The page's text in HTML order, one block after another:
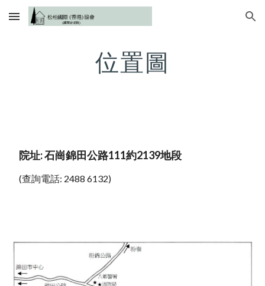
Skip to main content Skip to navigation
位置圖
院址: 石崗錦田公路111約2139地段
(查詢電話: 2488 6132)